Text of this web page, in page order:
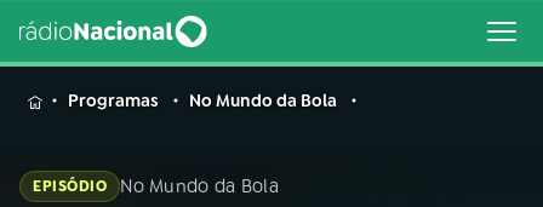
MENUProgramas No Mundo da Bola
EPISÓDIO No Mundo da Bola